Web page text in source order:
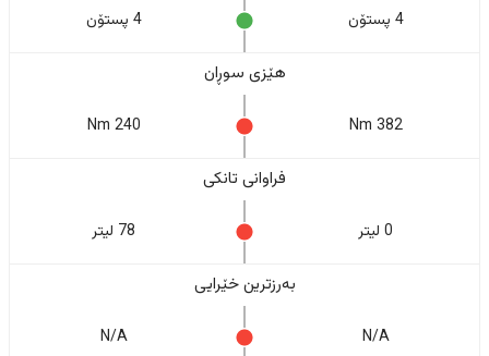
4 پستۆن 4 پستۆن
هێزی سوڕان
382 Nm
240 Nm
فراوانی تانکی
0 لیتر 78 لیتر
بەرزترین خێرایی
N/A
N/A